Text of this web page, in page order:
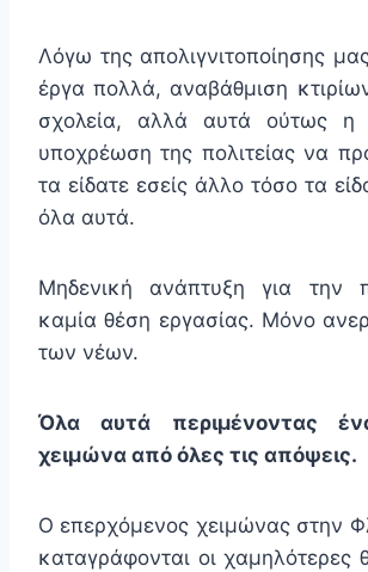
Λόγω της απολιγνιτοποίησης
έργα πολλά, αναβάθμιση
σχολεία, αλλά αυτά ούτως η
υποχρέωση της πολιτείας να
τα είδατε εσείς άλλο τόσο τα
όλα αυτά.
Μηδενική ανάπτυξη για την
καμία θέση εργασίας. Μόνο
των νέων.
Όλα αυτά περιμένοντας
χειμώνα από όλες τις απόψεις.
Ο επερχόμενος χειμώνας στην
καταγράφονται οι χαμηλότερες